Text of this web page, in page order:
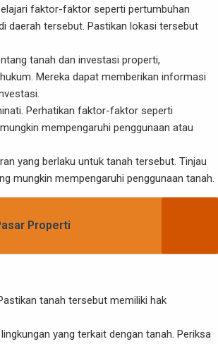
faktor-faktor seperti pertumbuhan
daerah tersebut. Pastikan lokasi tersebut
tanah dan investasi properti,
Mereka dapat memberikan informasi
Perhatikan faktor-faktor seperti
mempengaruhi penggunaan atau
yang berlaku untuk tanah tersebut. Tinjau
mungkin mempengaruhi penggunaan tanah.
Properti
tanah tersebut memiliki hak
yang terkait dengan tanah. Periksa